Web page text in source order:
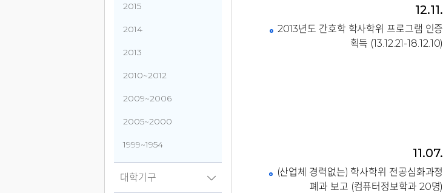
2015
2014
2013
2010~2012
2009~2006
2005~2000
1999~1954
대학기구
12.11.
2013년도 간호학 학사학위 프로그램 인증
획득 (13.12.21-18.12.10)
11.07.
(산업체 경력없는) 학사학위 전공심화과정
폐과 보고 (컴퓨터정보학과 20명)